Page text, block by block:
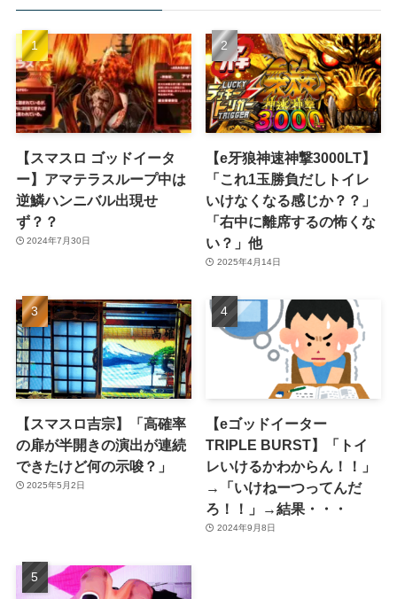
【スマスロ ゴッドイータ
ー】アマテラスループ中は
逆鱗ハンニバル出現せ
ず？？
2024年7月30日
【e牙狼神速神撃3000LT】
「これ1玉勝負だしトイレ
いけなくなる感じか？？」
「右中に離席するの怖くな
い？」他
2025年4月14日
【スマスロ吉宗】「高確率
の扉が半開きの演出が連続
できたけど何の示唆？」
2025年5月2日
【eゴッドイーター
TRIPLE BURST】「トイ
レいけるかわからん！！」
→「いけねーつってんだ
ろ！！」→結果・・・
2024年9月8日